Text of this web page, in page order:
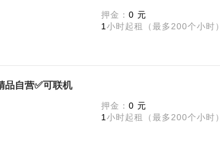
押金： 0 元
1 小时起租（最多200个小时）
品自营✅可联机
押金： 0 元
1 小时起租（最多200个小时）